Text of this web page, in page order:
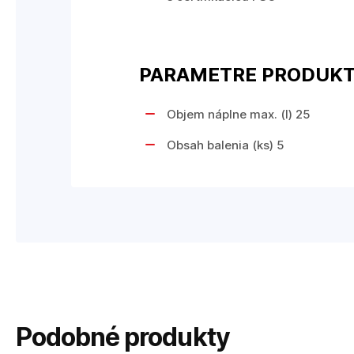
PARAMETRE
Objem náplne max. (l) 25
Obsah balenia (ks) 5
Podobné produkty